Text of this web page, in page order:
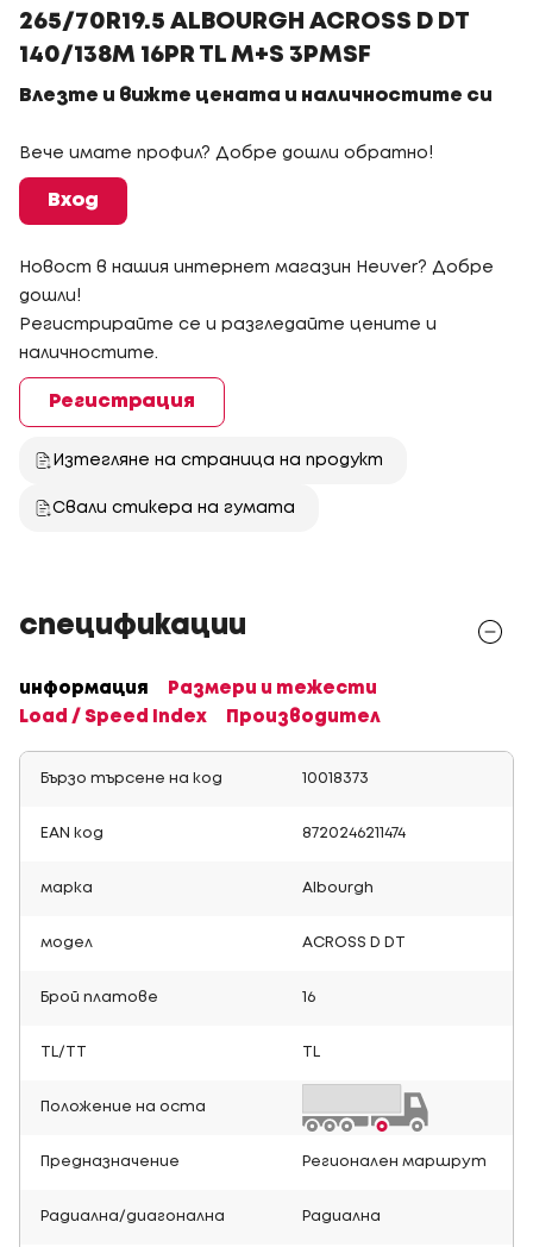
265/70R19.5 ALBOURGH ACROSS D DT
140/138M 16PR TL M+S 3PMSF
Влезте и вижте цената и наличностите си
Вече имате профил? Добре дошли обратно!
Вход
Новост в нашия интернет магазин Heuver? Добре
дошли!
Регистрирайте се и разгледайте цените и
наличностите.
Регистрация
Изтегляне на страница на продукт
Свали стикера на гумата
спецификации
информация
Размери и тежести
Load / Speed Index
Производител
Бързо търсене на код 10018373
EAN код 8720246211474
марка Albourgh
модел ACROSS D DT
Брой платове 16
TL/TT
Положение на оста
Предназначение Регионален маршрут
Радиална/диагонална Радиална